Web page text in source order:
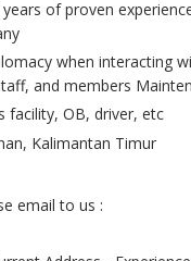
of proven
when interacting
and members
facility, OB, driver, etc
Kalimantan Timur
email to us :